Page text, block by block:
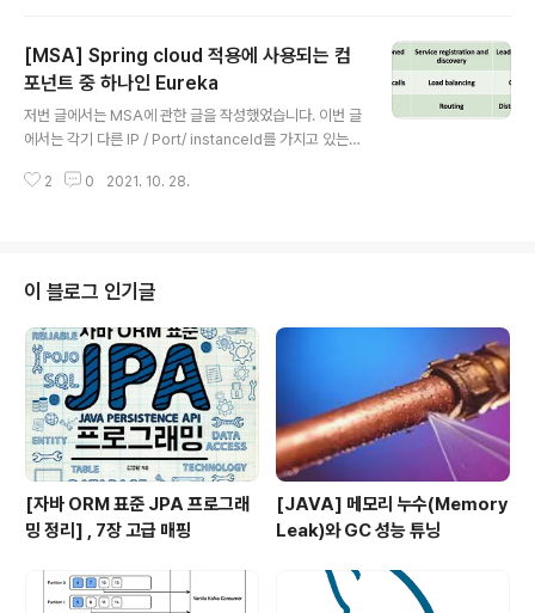
양한 클라이언트를 위해서는 특 화된 처리를 위한 API 조
합이나 처리가 필요합니다. 이를 위한 해결 방법으로 BFF
(Backend for Frontend) 패턴이 존재합니다. BFF 패턴
은 API 게이트웨이와 같은 진입점을 하나로 두지 않고 프
드를 위한 백엔드라는 의미로 BFF이라고 부릅니다. 각 ..
[MSA] Spring cloud 적용에 사용되는 컴
포넌트 중 하나인 Eureka
저번 글에서는 MSA에 관한 글을 작성했었습니다. 이번 글
에서는 각기 다른 IP / Port/ instanceId를 가지고 있는
등록할 수 있게 하고, MicroService의 동적인 탐색과 로
S)란 무엇일까요? 넷플릭스 OSS를 더 쉽게 쓸 수 있도록
스프링 진영의 피보탈에서는 기존의 스프링 부트 프레임워
크에서 잘 돌아갈수 잇도록 넷플릭스 OSS 모듈들을 스프
링 프레임워크로 감싸서 스프링 클라우드라는 명칭으로 발
표했습니다. 비즈니스가 성장하면서 MicroSer..
2 0 2021. 10. 28.
이 블로그 인기글
[자바 ORM 표준 JPA 프로그래
밍 정리] , 7장 고급 매핑
[JAVA] 메모리 누수(Memory
Leak)와 GC 성능 튜닝